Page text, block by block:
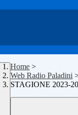
Home >
Web Radio Paladini
STAGIONE 2023-